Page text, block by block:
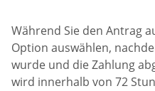
Während Sie den Antrag
Option auswählen,
wurde und die Zahlung
wird innerhalb von 72